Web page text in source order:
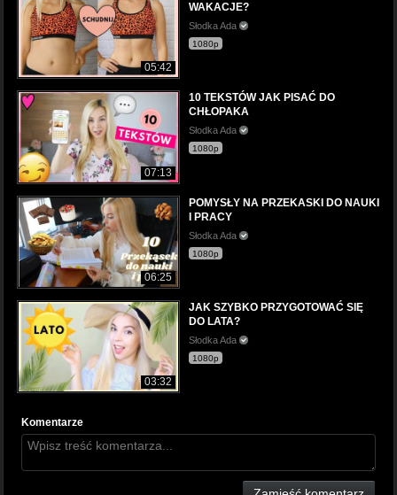
05:42
WAKACJE?
Słodka Ada
1080p
07:13
10 TEKSTÓW JAK PISAĆ DO
CHŁOPAKA
Słodka Ada
1080p
06:25
POMYSŁY NA PRZEKASKI DO NAUKI
I PRACY
Słodka Ada
1080p
03:32
JAK SZYBKO PRZYGOTOWAĆ SIĘ
DO LATA?
Słodka Ada
1080p
Komentarze